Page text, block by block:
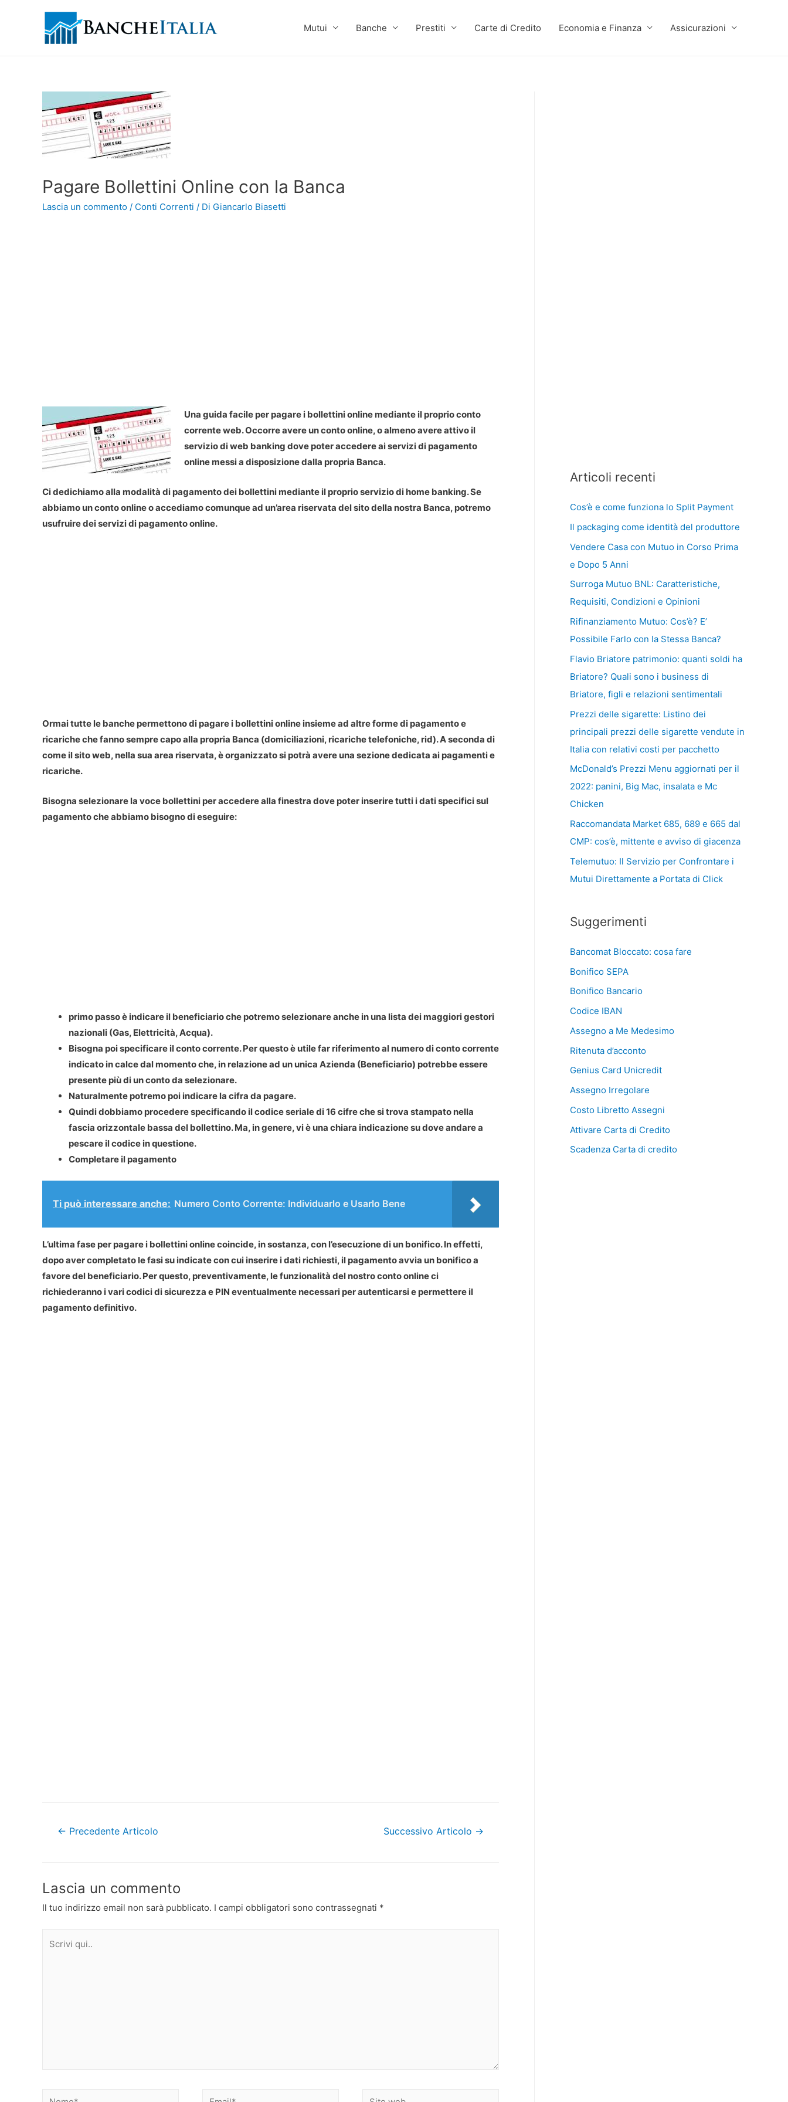
Mutui Banche Prestiti Carte di Credito Economia e Finanza Assicurazioni
Pagare Bollettini Online con la Banca
Lascia un commento / Conti Correnti / Di Giancarlo Biasetti
Una guida facile per pagare i bollettini online mediante il proprio conto
corrente web. Occorre avere un conto online, o almeno avere attivo il
servizio di web banking dove poter accedere ai servizi di pagamento
online messi a disposizione dalla propria Banca.
Ci dedichiamo alla modalità di pagamento dei bollettini mediante il proprio servizio di home banking. Se
abbiamo un conto online o accediamo comunque ad un’area riservata del sito della nostra Banca, potremo
usufruire dei servizi di pagamento online.
Ormai tutte le banche permettono di pagare i bollettini online insieme ad altre forme di pagamento e
ricariche che fanno sempre capo alla propria Banca (domiciliazioni, ricariche telefoniche, rid). A seconda di
come il sito web, nella sua area riservata, è organizzato si potrà avere una sezione dedicata ai pagamenti e
ricariche.
Bisogna selezionare la voce bollettini per accedere alla finestra dove poter inserire tutti i dati specifici sul
pagamento che abbiamo bisogno di eseguire:
primo passo è indicare il beneficiario che potremo selezionare anche in una lista dei maggiori gestori
nazionali (Gas, Elettricità, Acqua).
Bisogna poi specificare il conto corrente. Per questo è utile far riferimento al numero di conto corrente
indicato in calce dal momento che, in relazione ad un unica Azienda (Beneficiario) potrebbe essere
presente più di un conto da selezionare.
Naturalmente potremo poi indicare la cifra da pagare.
Quindi dobbiamo procedere specificando il codice seriale di 16 cifre che si trova stampato nella
fascia orizzontale bassa del bollettino. Ma, in genere, vi è una chiara indicazione su dove andare a
pescare il codice in questione.
Completare il pagamento
Ti può interessare anche: Numero Conto Corrente: Individuarlo e Usarlo Bene
L’ultima fase per pagare i bollettini online coincide, in sostanza, con l’esecuzione di un bonifico. In effetti,
dopo aver completato le fasi su indicate con cui inserire i dati richiesti, il pagamento avvia un bonifico a
favore del beneficiario. Per questo, preventivamente, le funzionalità del nostro conto online ci
richiederanno i vari codici di sicurezza e PIN eventualmente necessari per autenticarsi e permettere il
pagamento definitivo.
Navigazione
← Precedente Articolo Successivo Articolo →
Lascia un commento
Il tuo indirizzo email non sarà pubblicato. I campi obbligatori sono contrassegnati *
Nome* Email* Sito
Articoli recenti
Cos’è e come funziona lo Split Payment
Il packaging come identità del produttore
Vendere Casa con Mutuo in Corso Prima
e Dopo 5 Anni
Surroga Mutuo BNL: Caratteristiche,
Requisiti, Condizioni e Opinioni
Rifinanziamento Mutuo: Cos’è? E’
Possibile Farlo con la Stessa Banca?
Flavio Briatore patrimonio: quanti soldi ha
Briatore? Quali sono i business di
Briatore, figli e relazioni sentimentali
Prezzi delle sigarette: Listino dei
principali prezzi delle sigarette vendute in
Italia con relativi costi per pacchetto
McDonald’s Prezzi Menu aggiornati per il
2022: panini, Big Mac, insalata e Mc
Chicken
Raccomandata Market 685, 689 e 665 dal
CMP: cos’è, mittente e avviso di giacenza
Telemutuo: Il Servizio per Confrontare i
Mutui Direttamente a Portata di Click
Suggerimenti
Bancomat Bloccato: cosa fare
Bonifico SEPA
Bonifico Bancario
Codice IBAN
Assegno a Me Medesimo
Ritenuta d’acconto
Genius Card Unicredit
Assegno Irregolare
Costo Libretto Assegni
Attivare Carta di Credito
Scadenza Carta di credito